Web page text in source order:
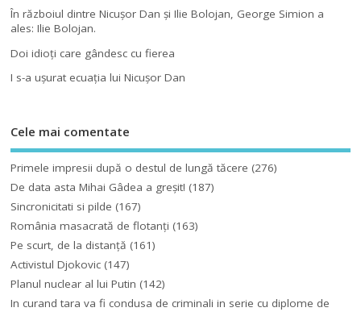
În războiul dintre Nicuşor Dan şi Ilie Bolojan, George Simion a
ales: Ilie Bolojan.
Doi idioţi care gândesc cu fierea
I s-a uşurat ecuaţia lui Nicuşor Dan
Cele mai comentate
Primele impresii după o destul de lungă tăcere (276)
De data asta Mihai Gâdea a greşit! (187)
Sincronicitati si pilde (167)
România masacrată de flotanţi (163)
Pe scurt, de la distanță (161)
Activistul Djokovic (147)
Planul nuclear al lui Putin (142)
In curand tara va fi condusa de criminali in serie cu diplome de